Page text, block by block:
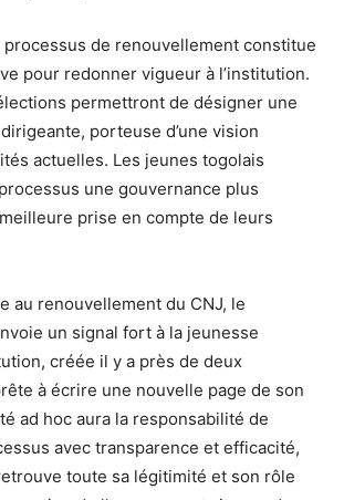
processus de renouvellement constitue
pour redonner vigueur à l’institution.
permettront de désigner une
porteuse d’une vision
actuelles. Les jeunes togolais
une gouvernance plus
prise en compte de leurs
au renouvellement du CNJ, le
un signal fort à la jeunesse
créée il y a près de deux
à écrire une nouvelle page de son
ad hoc aura la responsabilité de
avec transparence et efficacité,
toute sa légitimité et son rôle